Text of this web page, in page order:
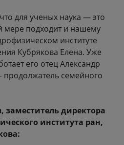
для ученых наука — это
мере подходит и нашему
институте
Кубрякова Елена. Уже
его отец Александр
семейного
заместитель директора
института ран,